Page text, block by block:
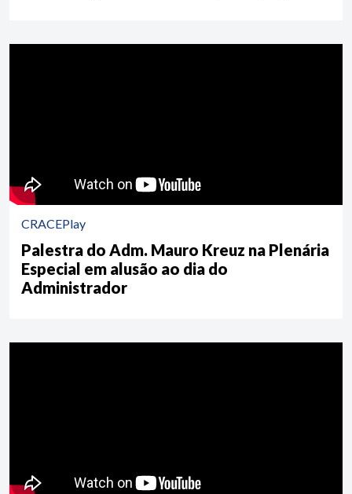
CRACEPlay
Palestra do Adm. Mauro Kreuz na Plenária
Especial em alusão ao dia do
Administrador